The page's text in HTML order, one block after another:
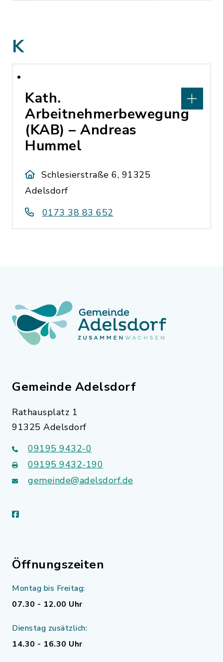
K
Kath.
Arbeitnehmerbewegung
(KAB) – Andreas
Hummel
Schlesierstraße 6, 91325
Adelsdorf
0173 38 83 652
Gemeinde Adelsdorf
Rathausplatz 1
91325 Adelsdorf
09195 9432-0
09195 9432-190
gemeinde@adelsdorf.de
facebook
Öffnungszeiten
Montag bis Freitag:
07.30 - 12.00 Uhr
Dienstag zusätzlich:
14.30 - 16.30 Uhr